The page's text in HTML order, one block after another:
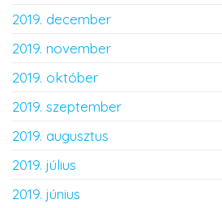
2019. december
2019. november
2019. október
2019. szeptember
2019. augusztus
2019. július
2019. június